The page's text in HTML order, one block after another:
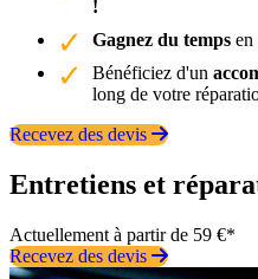
!
Gagnez du temps en
Bénéficiez d'un
long de votre
Recevez des devis
Entretiens et
Actuellement à partir de 59 €*
Recevez des devis